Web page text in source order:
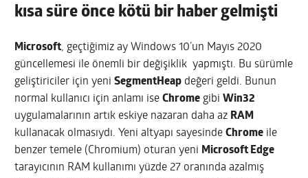
kısa süre önce kötü bir haber gelmişti
Microsoft, geçtiğimiz ay Windows 10’un Mayıs 2020
güncellemesi ile önemli bir değişiklik yapmıştı. Bu sürümle
geliştiriciler için yeniSegmentHeap değeri geldi. Bunun
normal kullanıcı için anlamı iseChrome gibiWin32
uygulamalarının artık eskiye nazaran daha az RAM
kullanacak olmasıydı. Yeni altyapı sayesindeChrome ile
benzer temele (Chromium) oturan yeni Microsoft Edge
tarayıcının RAM kullanımı yüzde 27 oranında azalmış